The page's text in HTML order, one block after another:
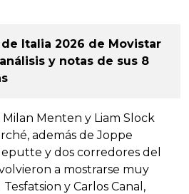
de Italia 2026 de Movistar
y notas de sus 8
Menten y Liam Slock
además de Joppe
y dos corredores del
a mostrarse muy
y Carlos Canal,